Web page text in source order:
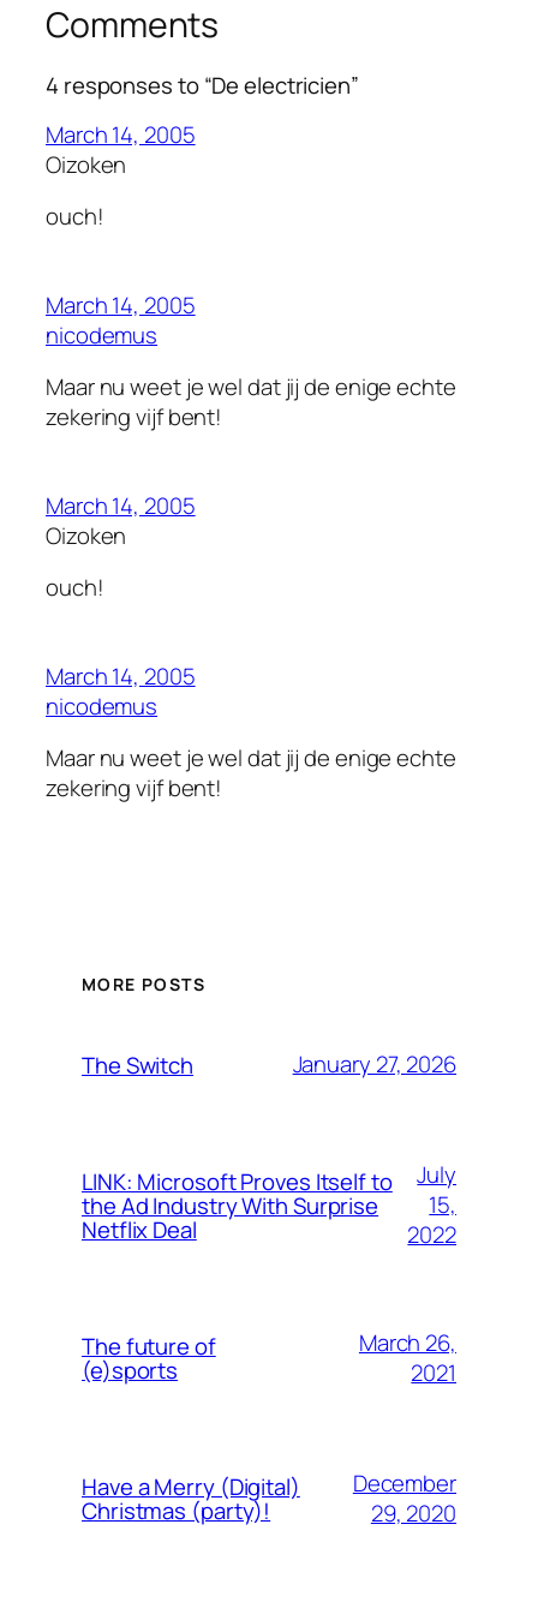
Comments
4 responses to “De electricien”
March 14, 2005
Oizoken
ouch!
March 14, 2005
nicodemus
Maar nu weet je wel dat jij de enige echte
zekering vijf bent!
March 14, 2005
Oizoken
ouch!
March 14, 2005
nicodemus
Maar nu weet je wel dat jij de enige echte
zekering vijf bent!
MORE POSTS
The Switch January 27, 2026
LINK: Microsoft Proves Itself to
the Ad Industry With Surprise
Netflix Deal
July
15,
2022
The future of
(e)sports
March 26,
2021
Have a Merry (Digital)
Christmas (party)!
December
29, 2020